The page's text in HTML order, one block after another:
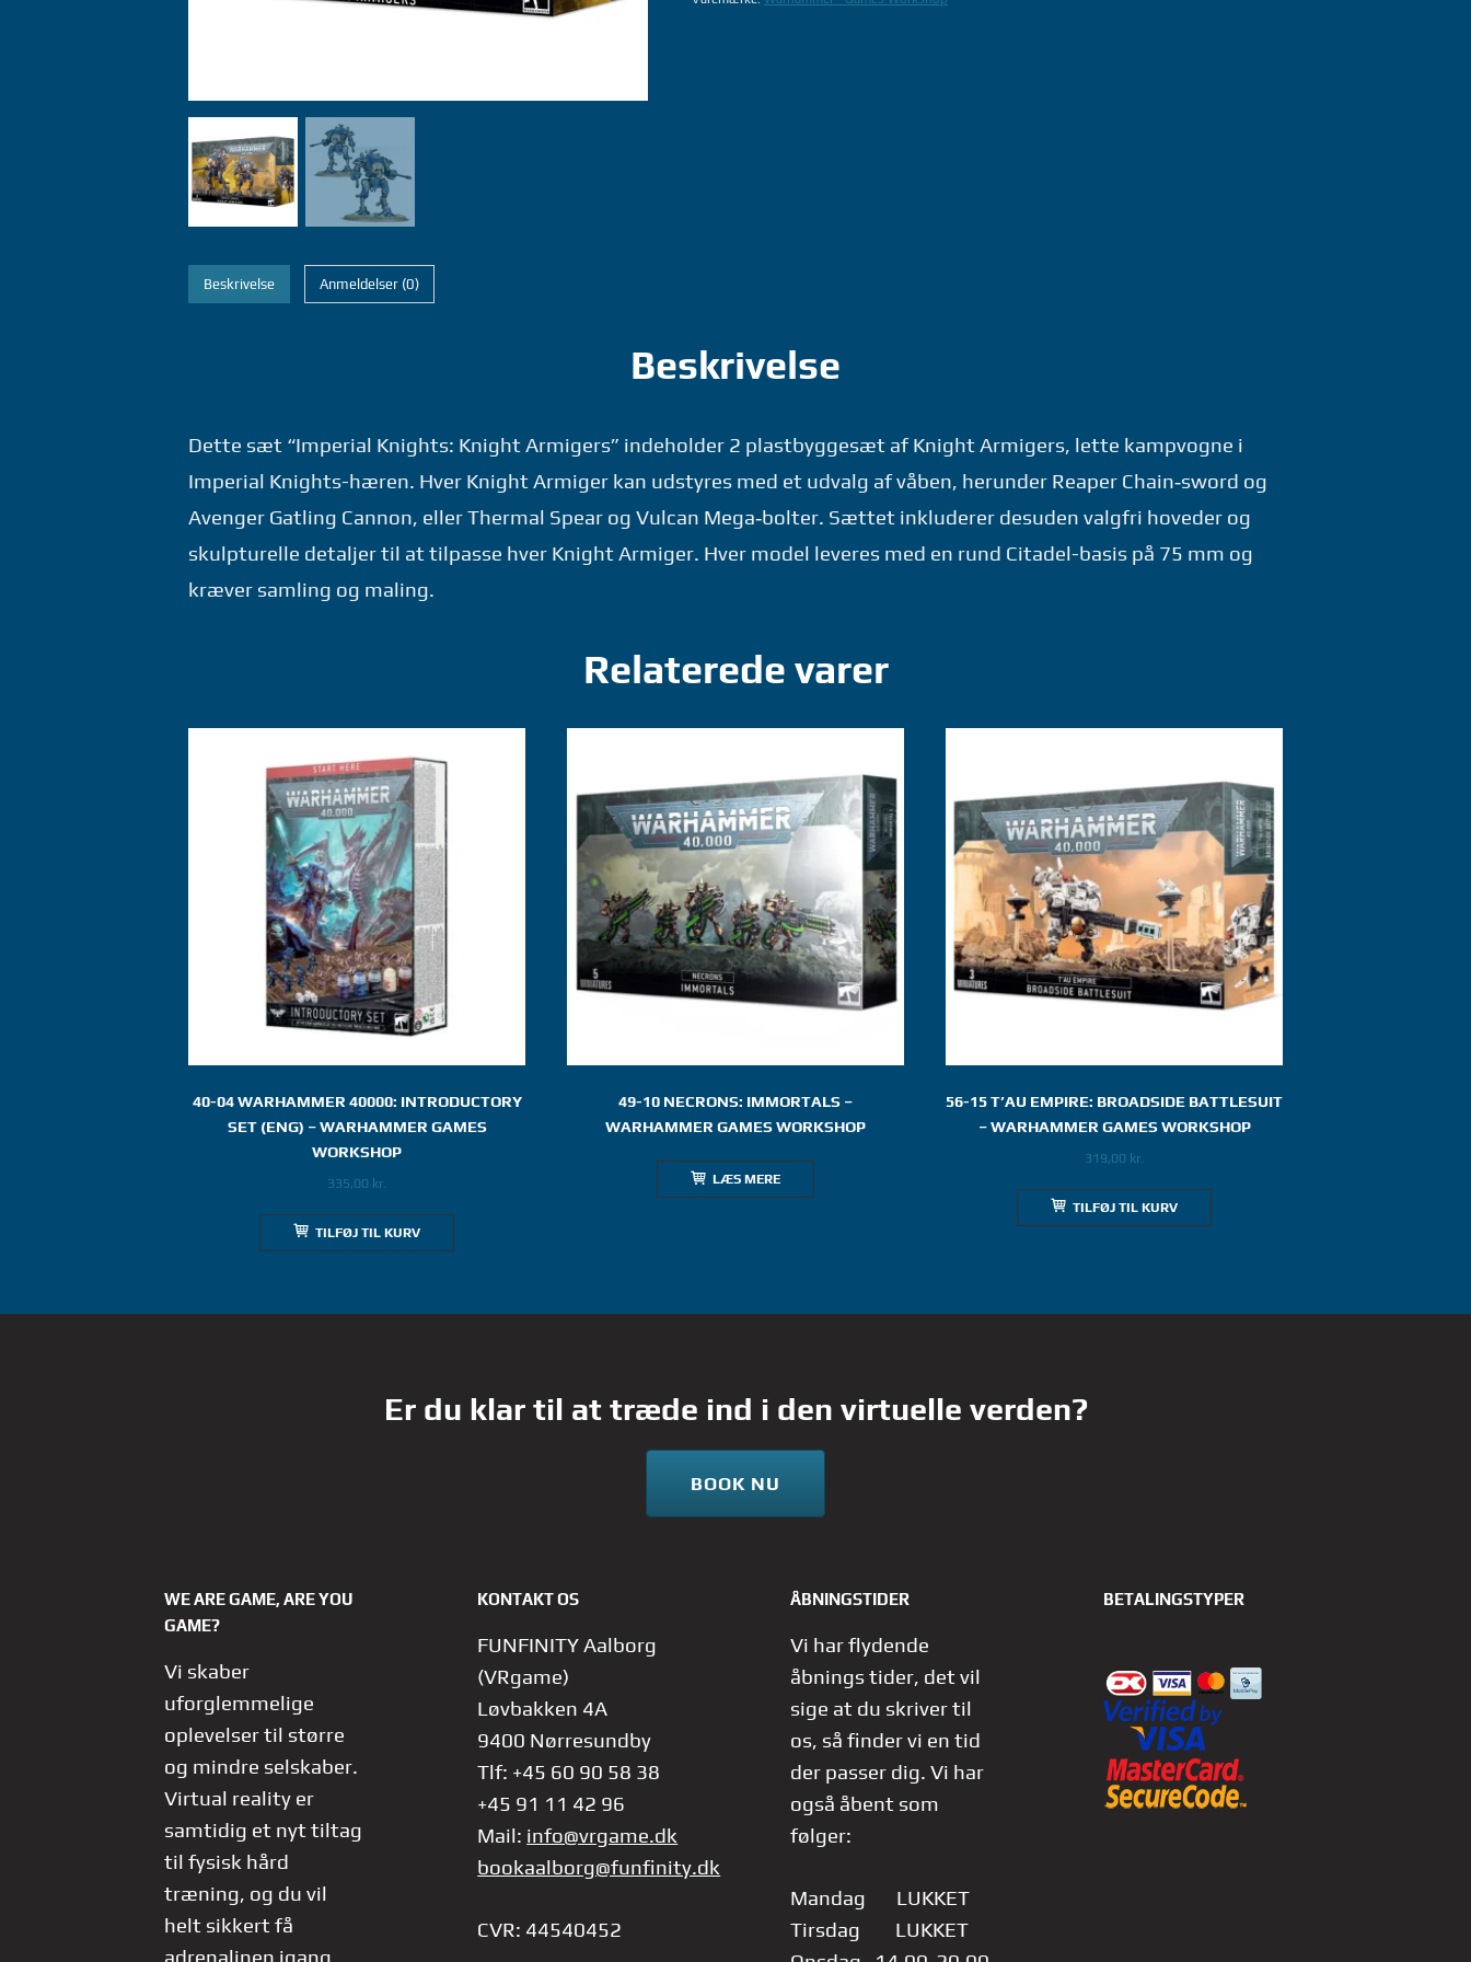
Beskrivelse Anmeldelser (0)
Beskrivelse
Dette sæt “Imperial Knights: Knight Armigers” indeholder 2 plastbyggesæt af Knight Armigers, lette kampvogne i
Imperial Knights-hæren. Hver Knight Armiger kan udstyres med et udvalg af våben, herunder Reaper Chain‑sword og
Avenger Gatling Cannon, eller Thermal Spear og Vulcan Mega‑bolter. Sættet inkluderer desuden valgfri hoveder og
skulpturelle detaljer til at tilpasse hver Knight Armiger. Hver model leveres med en rund Citadel-basis på 75 mm og
kræver samling og maling.
Relaterede varer
40-04 WARHAMMER 40000: INTRODUCTORY
SET (ENG) – WARHAMMER GAMES
WORKSHOP
335,00 kr.
TILFØJ TIL KURV
49-10 NECRONS: IMMORTALS –
WARHAMMER GAMES WORKSHOP
LÆS MERE
56-15 T’AU EMPIRE: BROADSIDE BATTLESUIT
– WARHAMMER GAMES WORKSHOP
319,00 kr.
TILFØJ TIL KURV
Er du klar til at træde ind i den virtuelle verden?
BOOK NU
WE ARE GAME, ARE YOU
GAME?
Vi skaber
uforglemmelige
oplevelser til større
og mindre selskaber.
Virtual reality er
samtidig et nyt tiltag
til fysisk hård
træning, og du vil
helt sikkert få
adrenalinen igang.
KONTAKT OS
FUNFINITY Aalborg
(VRgame)
Løvbakken 4A
9400 Nørresundby
Tlf: +45 60 90 58 38
+45 91 11 42 96
Mail: info@vrgame.dk
bookaalborg@funfinity.dk
CVR: 44540452
ÅBNINGSTIDER
Vi har flydende
åbnings tider, det vil
sige at du skriver til
os, så finder vi en tid
der passer dig. Vi har
også åbent som
følger:
Mandag LUKKET
Tirsdag LUKKET
BETALINGSTYPER